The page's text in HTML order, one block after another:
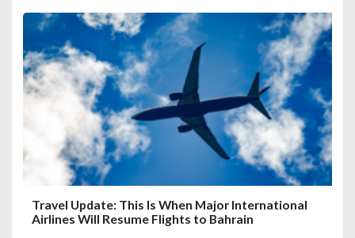
Travel Update: This Is When Major International
Airlines Will Resume Flights to Bahrain